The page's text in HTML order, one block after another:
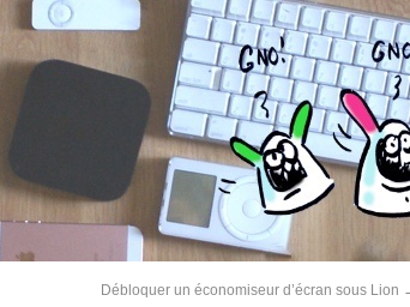
Débloquer un économiseur d’écran sous Lion